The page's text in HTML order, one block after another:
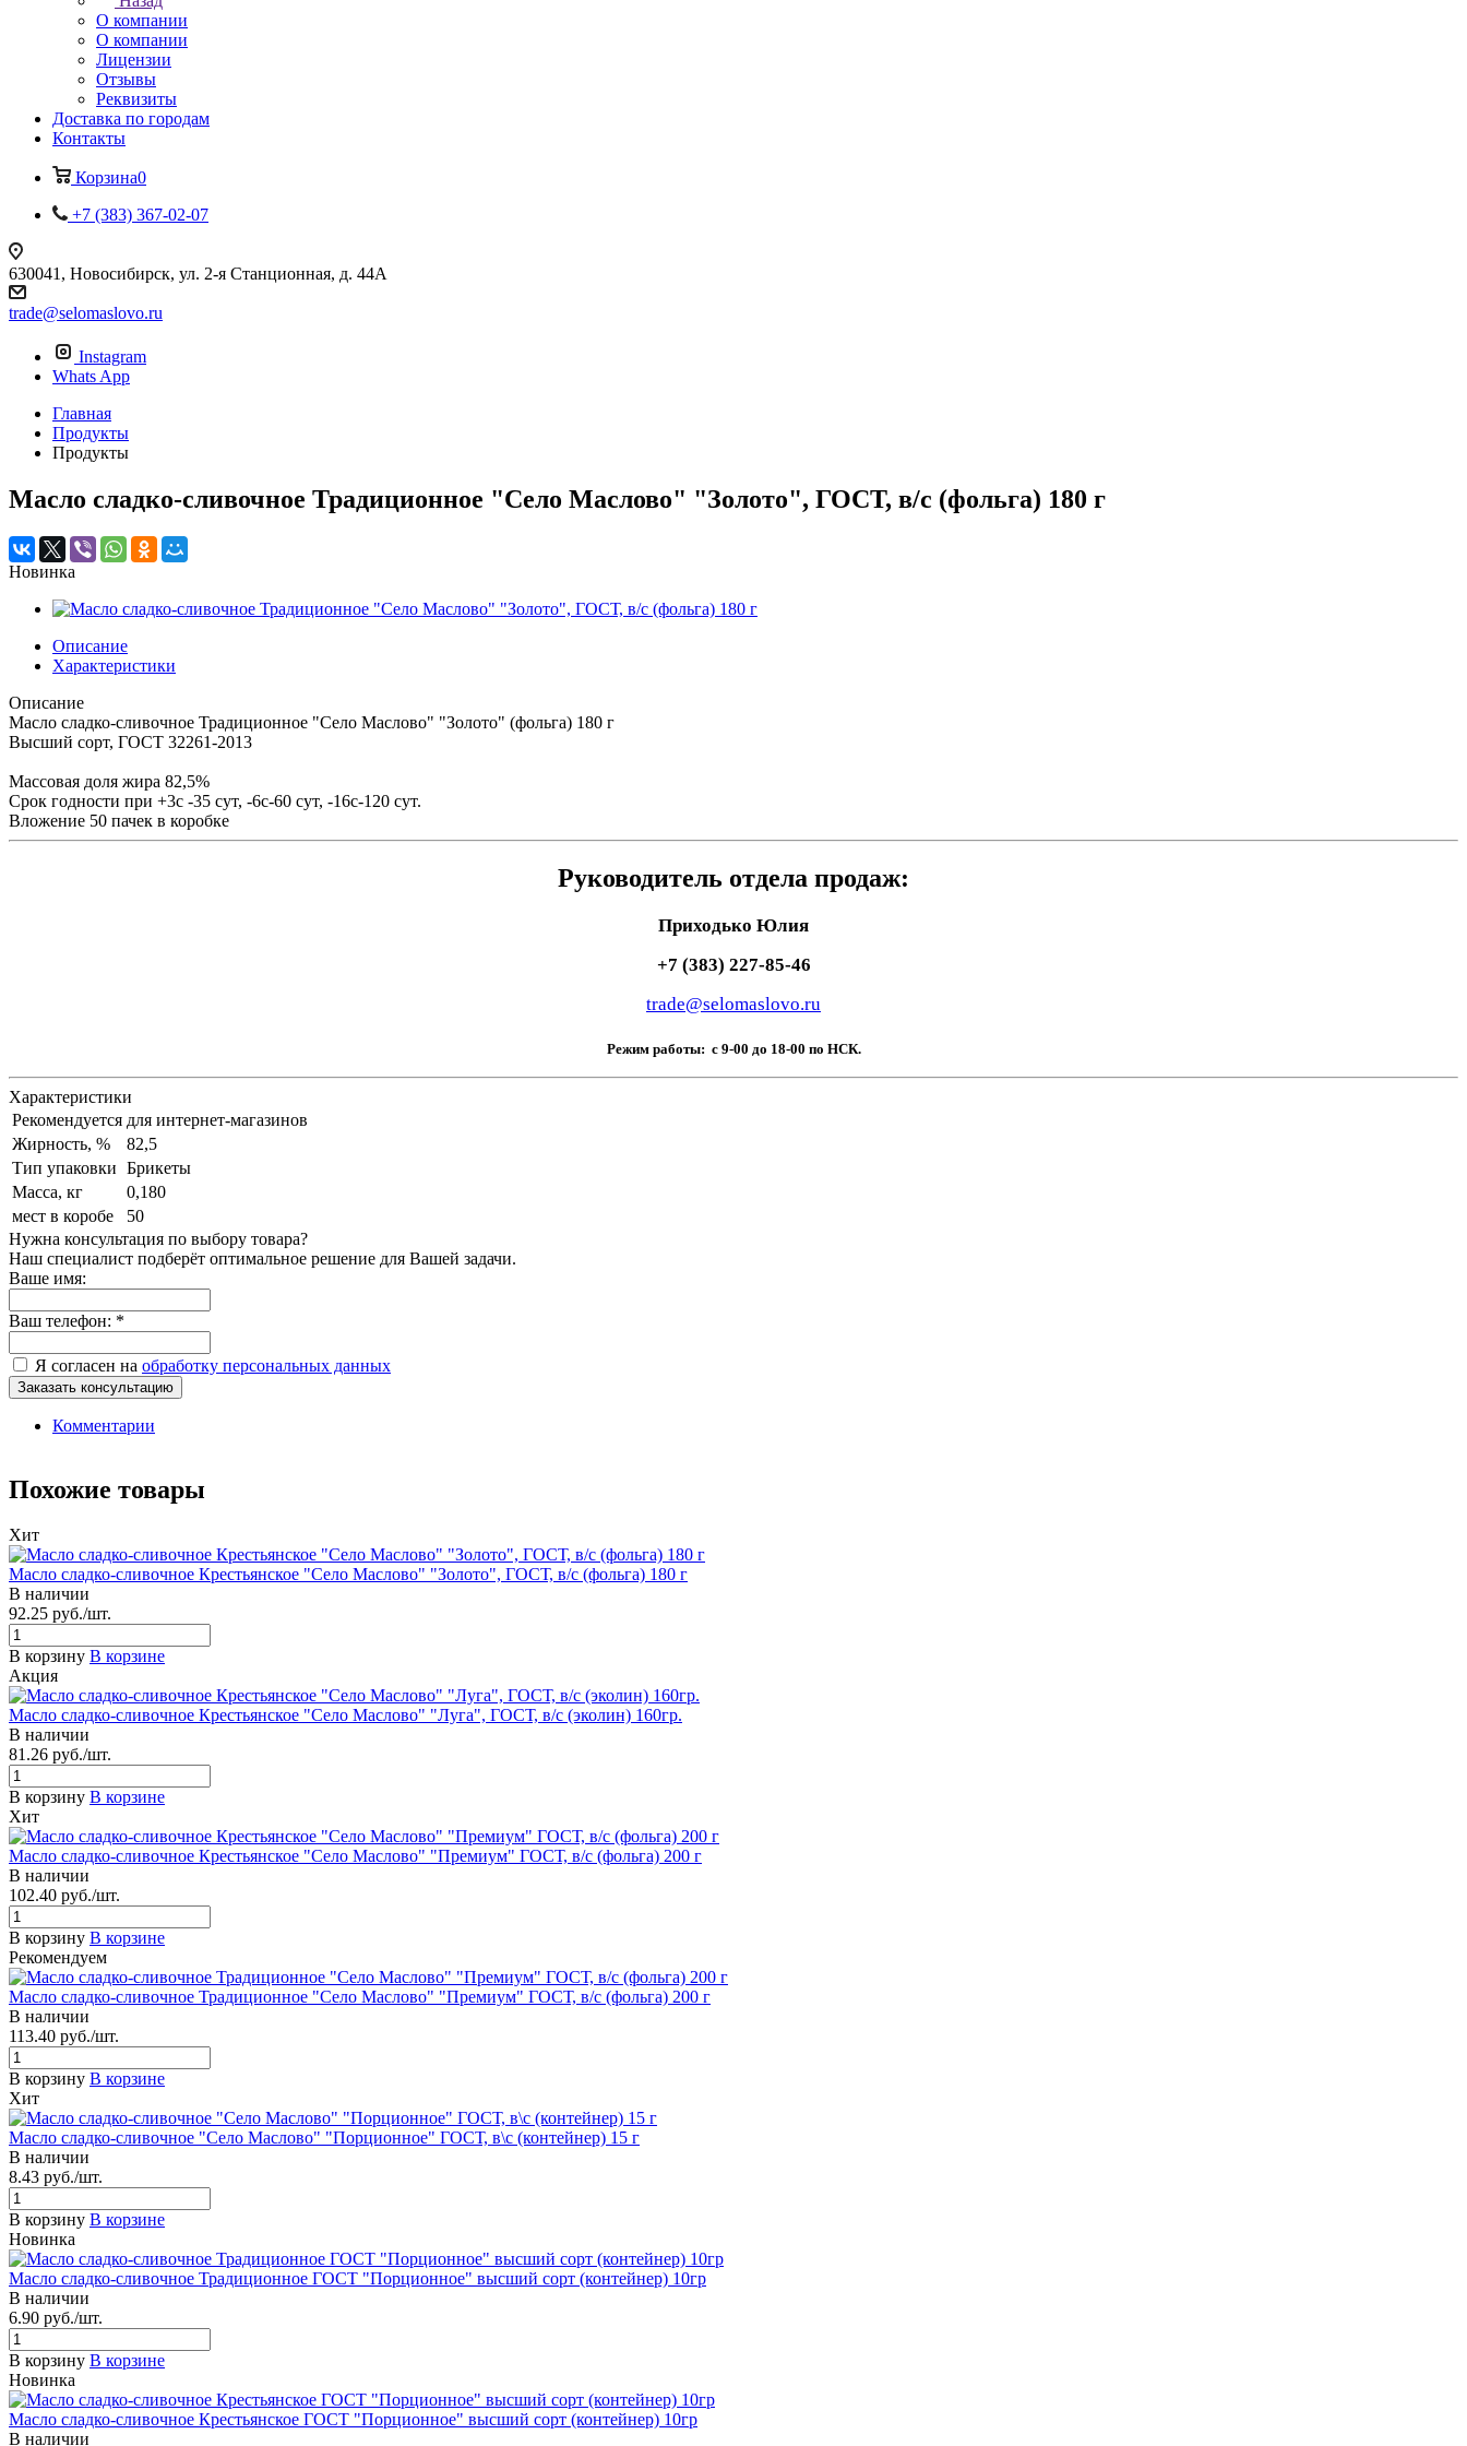
О компании
О компании
Лицензии
Отзывы
Реквизиты
Доставка по городам
Контакты
Корзина0
+7 (383) 367-02-07
630041, Новосибирск, ул. 2-я Станционная, д. 44А
trade@selomaslovo.ru
Instagram
Whats App
Главная
Продукты
Продукты
Масло сладко-сливочное Традиционное "Село Маслово" "Золото", ГОСТ, в/с (фольга) 180 г
Новинка
Описание
Характеристики
Описание
Масло сладко-сливочное Традиционное "Село Маслово" "Золото" (фольга) 180 г
Высший сорт, ГОСТ 32261-2013
Массовая доля жира 82,5%
Срок годности при +3с -35 сут, -6с-60 сут, -16с-120 сут.
Вложение 50 пачек в коробке
Руководитель отдела продаж:
Приходько Юлия
+7 (383) 227-85-46
trade@selomaslovo.ru
Режим работы: c 9-00 до 18-00 по НСК.
Характеристики
Рекомендуется для интернет-магазинов
Жирность, %
82,5
Тип упаковки Брикеты
Масса, кг
0,180
мест в коробе
50
Нужна консультация по выбору товара?
Наш специалист подберёт оптимальное решение для Вашей задачи.
Ваше имя:
Ваш телефон: *
Я согласен на обработку персональных данных
Комментарии
Похожие товары
Хит
Масло сладко-сливочное Крестьянское "Село Маслово" "Золото", ГОСТ, в/с (фольга) 180 г
В наличии
92.25 руб./шт.
В корзину В корзине
Акция
Масло сладко-сливочное Крестьянское "Село Маслово" "Луга", ГОСТ, в/с (эколин) 160гр.
В наличии
81.26 руб./шт.
В корзину В корзине
Хит
Масло сладко-сливочное Крестьянское "Село Маслово" "Премиум" ГОСТ, в/с (фольга) 200 г
В наличии
102.40 руб./шт.
В корзину В корзине
Рекомендуем
Масло сладко-сливочное Традиционное "Село Маслово" "Премиум" ГОСТ, в/с (фольга) 200 г
В наличии
113.40 руб./шт.
В корзину В корзине
Хит
Масло сладко-сливочное "Село Маслово" "Порционное" ГОСТ, в\с (контейнер) 15 г
В наличии
8.43 руб./шт.
В корзину В корзине
Новинка
Масло сладко-сливочное Традиционное ГОСТ "Порционное" высший сорт (контейнер) 10гр
В наличии
6.90 руб./шт.
В корзину В корзине
Новинка
Масло сладко-сливочное Крестьянское ГОСТ "Порционное" высший сорт (контейнер) 10гр
В наличии